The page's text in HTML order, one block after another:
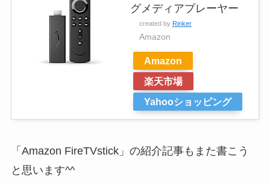
グメディアプレーヤー
created by Rinker
Amazon
Amazon
楽天市場
Yahooショッピング
「Amazon FireTVstick」の紹介記事もまた書こう
と思います^^